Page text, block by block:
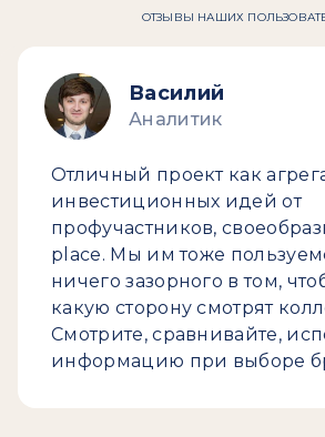
ОТЗЫВЫ НАШИХ
Василий
Аналитик
Отличный проект как
инвестиционных идей от
профучастников,
place. Мы им тоже
ничего зазорного в том,
какую сторону смотрят
Смотрите, сравнивайте,
информацию при выборе